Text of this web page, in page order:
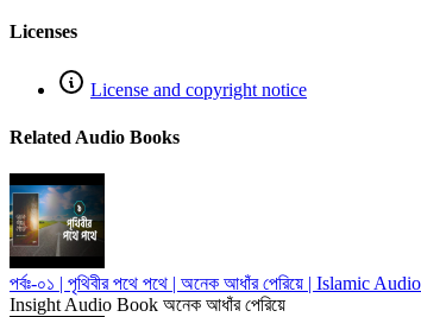
Licenses
License and copyright notice
Related Audio Books
পর্বঃ-০১ | পৃথিবীর পথে পথে | অনেক আধাঁর পেরিয়ে | Islamic
Insight Audio Book অনেক আধাঁর পেরিয়ে